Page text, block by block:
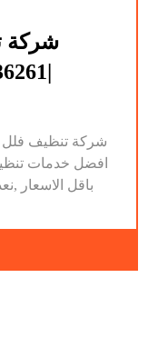
شركة
افضل خدمات
باقل الاسعار